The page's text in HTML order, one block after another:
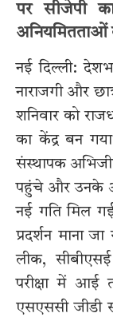
पर सीजेपी
अनियमितताओं
नई दिल्ली:
नाराजगी और
शनिवार को
का केंद्र बन
संस्थापक
पहुंचे और उनके
नई गति मिल
प्रदर्शन माना
लीक,
परीक्षा में आई
एसएससी जीडी